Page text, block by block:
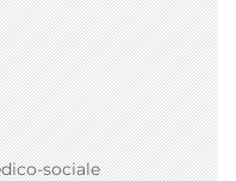
sociale